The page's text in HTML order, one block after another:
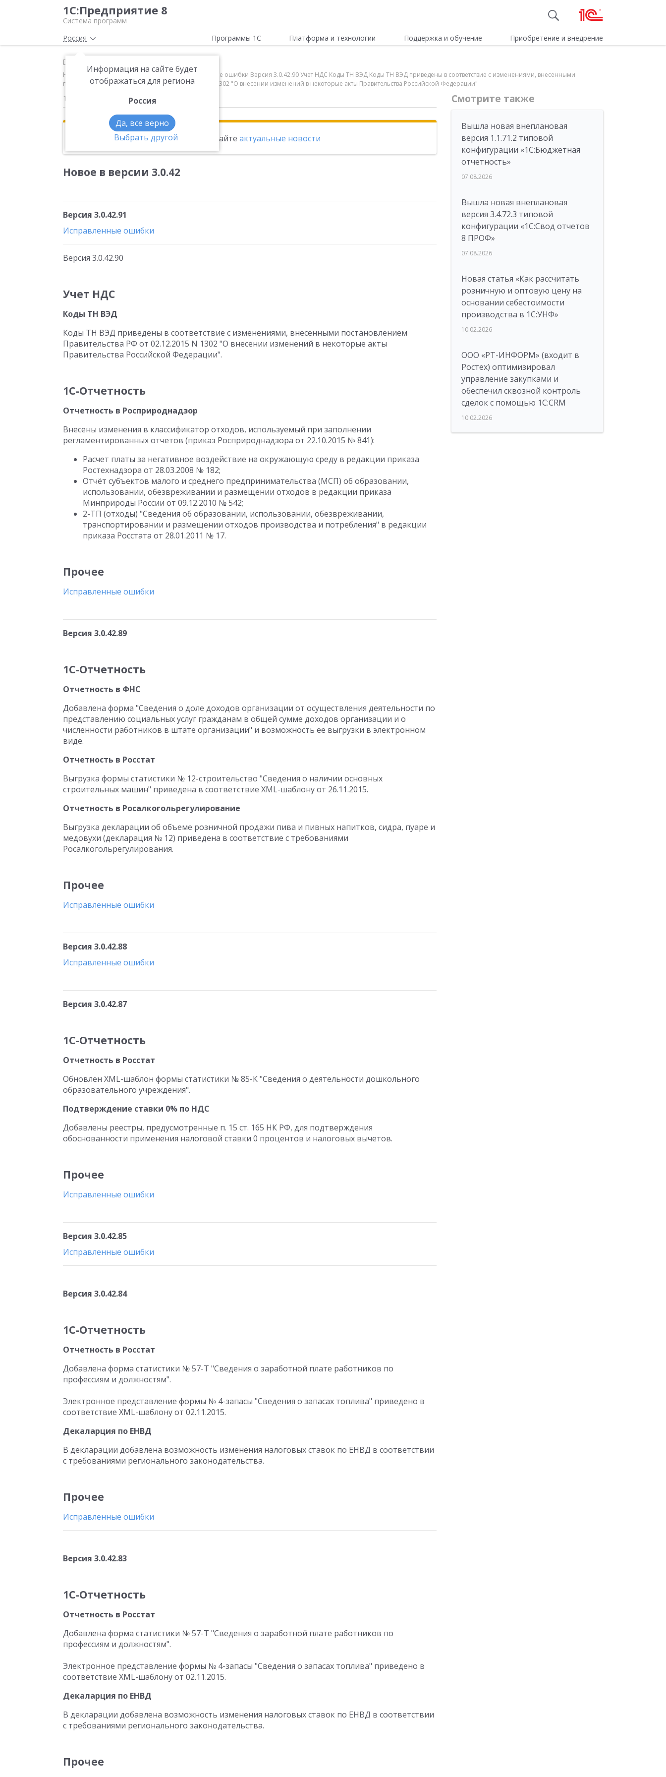
1С:Предприятие 8
Система программ
Россия
Информация на сайте будет
отображаться для региона
Россия
Да, все верно
Выбрать другой
Программы 1С Платформа и технологии Поддержка и обучение Приобретение и внедрение
Главная
Новое в версии 3.0.42 Версия 3.0.42.91 Исправленные ошибки Версия 3.0.42.90 Учет НДС Коды ТН ВЭД Коды ТН ВЭД приведены в соответствие с изменениями, внесенными
постановлением Правительства РФ от 02.12.2015 N 1302 "О внесении изменений в некоторые акты Правительства Российской Федерации"
17.12.2015
Эта новость находится в архиве. Читайте актуальные новости
Новое в версии 3.0.42
Версия 3.0.42.91
Исправленные ошибки
Версия 3.0.42.90
Учет НДС
Коды ТН ВЭД
Коды ТН ВЭД приведены в соответствие с изменениями, внесенными постановлением
Правительства РФ от 02.12.2015 N 1302 "О внесении изменений в некоторые акты
Правительства Российской Федерации".
1С-Отчетность
Отчетность в Росприроднадзор
Внесены изменения в классификатор отходов, используемый при заполнении
регламентированных отчетов (приказ Росприроднадзора от 22.10.2015 № 841):
Расчет платы за негативное воздействие на окружающую среду в редакции приказа
Ростехнадзора от 28.03.2008 № 182;
Отчёт субъектов малого и среднего предпринимательства (МСП) об образовании,
использовании, обезвреживании и размещении отходов в редакции приказа
Минприроды России от 09.12.2010 № 542;
2-ТП (отходы) "Сведения об образовании, использовании, обезвреживании,
транспортировании и размещении отходов производства и потребления" в редакции
приказа Росстата от 28.01.2011 № 17.
Прочее
Исправленные ошибки
Версия 3.0.42.89
1С-Отчетность
Отчетность в ФНС
Добавлена форма "Сведения о доле доходов организации от осуществления деятельности по
представлению социальных услуг гражданам в общей сумме доходов организации и о
численности работников в штате организации" и возможность ее выгрузки в электронном
виде.
Отчетность в Росстат
Выгрузка формы статистики № 12-строительство "Сведения о наличии основных
строительных машин" приведена в соответствие XML-шаблону от 26.11.2015.
Отчетность в Росалкогольрегулирование
Выгрузка декларации об объеме розничной продажи пива и пивных напитков, сидра, пуаре и
медовухи (декларация № 12) приведена в соответствие с требованиями
Росалкогольрегулирования.
Прочее
Исправленные ошибки
Версия 3.0.42.88
Исправленные ошибки
Версия 3.0.42.87
1С-Отчетность
Отчетность в Росстат
Обновлен XML-шаблон формы статистики № 85-К "Сведения о деятельности дошкольного
образовательного учреждения".
Подтверждение ставки 0% по НДС
Добавлены реестры, предусмотренные п. 15 ст. 165 НК РФ, для подтверждения
обоснованности применения налоговой ставки 0 процентов и налоговых вычетов.
Прочее
Исправленные ошибки
Версия 3.0.42.85
Исправленные ошибки
Версия 3.0.42.84
1С-Отчетность
Отчетность в Росстат
Добавлена форма статистики № 57-Т "Сведения о заработной плате работников по
профессиям и должностям".
Электронное представление формы № 4-запасы "Сведения о запасах топлива" приведено в
соответствие XML-шаблону от 02.11.2015.
Декаларция по ЕНВД
В декларации добавлена возможность изменения налоговых ставок по ЕНВД в соответствии
с требованиями регионального законодательства.
Прочее
Исправленные ошибки
Версия 3.0.42.83
1С-Отчетность
Отчетность в Росстат
Добавлена форма статистики № 57-Т "Сведения о заработной плате работников по
профессиям и должностям".
Электронное представление формы № 4-запасы "Сведения о запасах топлива" приведено в
соответствие XML-шаблону от 02.11.2015.
Декаларция по ЕНВД
В декларации добавлена возможность изменения налоговых ставок по ЕНВД в соответствии
с требованиями регионального законодательства.
Прочее
Смотрите также
Вышла новая внеплановая
версия 1.1.71.2 типовой
конфигурации «1C:Бюджетная
отчетность»
07.08.2026
Вышла новая внеплановая
версия 3.4.72.3 типовой
конфигурации «1C:Свод отчетов
8 ПРОФ»
07.08.2026
Новая статья «Как рассчитать
розничную и оптовую цену на
основании себестоимости
производства в 1С:УНФ»
10.02.2026
ООО «РТ-ИНФОРМ» (входит в
Ростех) оптимизировал
управление закупками и
обеспечил сквозной контроль
сделок с помощью 1С:CRM
10.02.2026